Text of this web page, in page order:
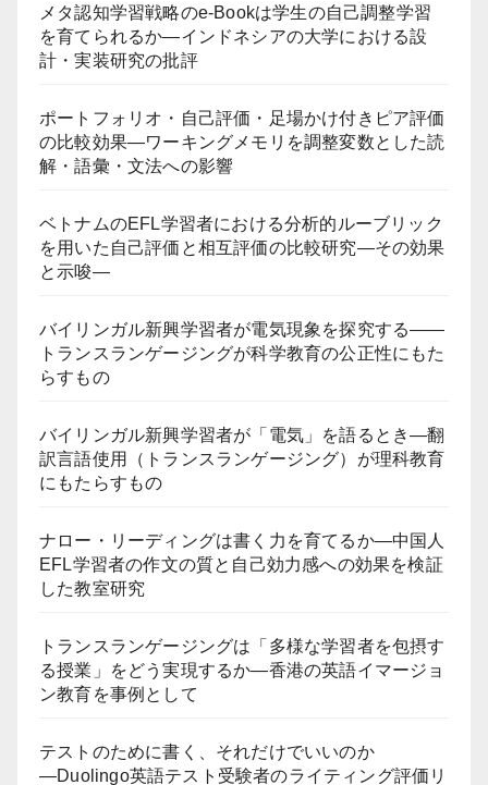
メタ認知学習戦略のe-Bookは学生の自己調整学習
を育てられるか―インドネシアの大学における設
計・実装研究の批評
ポートフォリオ・自己評価・足場かけ付きピア評価
の比較効果―ワーキングメモリを調整変数とした読
解・語彙・文法への影響
ベトナムのEFL学習者における分析的ルーブリック
を用いた自己評価と相互評価の比較研究―その効果
と示唆―
バイリンガル新興学習者が電気現象を探究する――
トランスランゲージングが科学教育の公正性にもた
らすもの
バイリンガル新興学習者が「電気」を語るとき―翻
訳言語使用（トランスランゲージング）が理科教育
にもたらすもの
ナロー・リーディングは書く力を育てるか―中国人
EFL学習者の作文の質と自己効力感への効果を検証
した教室研究
トランスランゲージングは「多様な学習者を包摂す
る授業」をどう実現するか―香港の英語イマージョ
ン教育を事例として
テストのために書く、それだけでいいのか
―Duolingo英語テスト受験者のライティング評価リ